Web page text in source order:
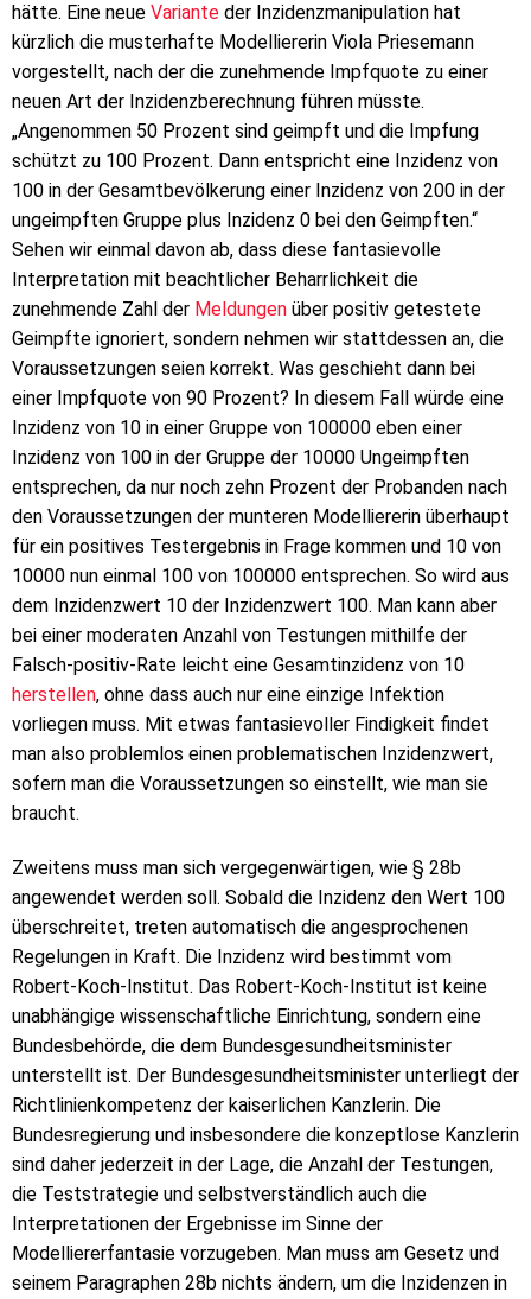
hätte. Eine neue Variante der Inzidenzmanipulation hat
kürzlich die musterhafte Modelliererin Viola Priesemann
vorgestellt, nach der die zunehmende Impfquote zu einer
neuen Art der Inzidenzberechnung führen müsste.
„Angenommen 50 Prozent sind geimpft und die Impfung
schützt zu 100 Prozent. Dann entspricht eine Inzidenz von
100 in der Gesamtbevölkerung einer Inzidenz von 200 in der
ungeimpften Gruppe plus Inzidenz 0 bei den Geimpften.“
Sehen wir einmal davon ab, dass diese fantasievolle
Interpretation mit beachtlicher Beharrlichkeit die
zunehmende Zahl der Meldungen über positiv getestete
Geimpfte ignoriert, sondern nehmen wir stattdessen an, die
Voraussetzungen seien korrekt. Was geschieht dann bei
einer Impfquote von 90 Prozent? In diesem Fall würde eine
Inzidenz von 10 in einer Gruppe von 100000 eben einer
Inzidenz von 100 in der Gruppe der 10000 Ungeimpften
entsprechen, da nur noch zehn Prozent der Probanden nach
den Voraussetzungen der munteren Modelliererin überhaupt
für ein positives Testergebnis in Frage kommen und 10 von
10000 nun einmal 100 von 100000 entsprechen. So wird aus
dem Inzidenzwert 10 der Inzidenzwert 100. Man kann aber
bei einer moderaten Anzahl von Testungen mithilfe der
Falsch-positiv-Rate leicht eine Gesamtinzidenz von 10
herstellen, ohne dass auch nur eine einzige Infektion
vorliegen muss. Mit etwas fantasievoller Findigkeit findet
man also problemlos einen problematischen Inzidenzwert,
sofern man die Voraussetzungen so einstellt, wie man sie
braucht.
Zweitens muss man sich vergegenwärtigen, wie § 28b
angewendet werden soll. Sobald die Inzidenz den Wert 100
überschreitet, treten automatisch die angesprochenen
Regelungen in Kraft. Die Inzidenz wird bestimmt vom
Robert-Koch-Institut. Das Robert-Koch-Institut ist keine
unabhängige wissenschaftliche Einrichtung, sondern eine
Bundesbehörde, die dem Bundesgesundheitsminister
unterstellt ist. Der Bundesgesundheitsminister unterliegt der
Richtlinienkompetenz der kaiserlichen Kanzlerin. Die
Bundesregierung und insbesondere die konzeptlose Kanzlerin
sind daher jederzeit in der Lage, die Anzahl der Testungen,
die Teststrategie und selbstverständlich auch die
Interpretationen der Ergebnisse im Sinne der
Modelliererfantasie vorzugeben. Man muss am Gesetz und
seinem Paragraphen 28b nichts ändern, um die Inzidenzen in